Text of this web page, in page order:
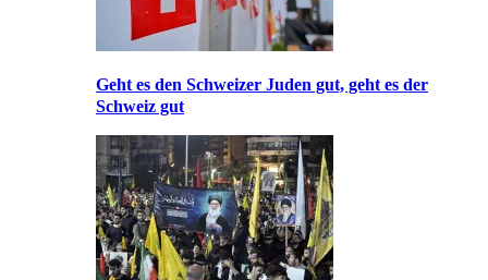
Geht es den Schweizer Juden gut, geht es der
Schweiz gut